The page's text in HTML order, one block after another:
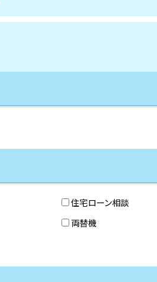
住宅ローン相談
両替機